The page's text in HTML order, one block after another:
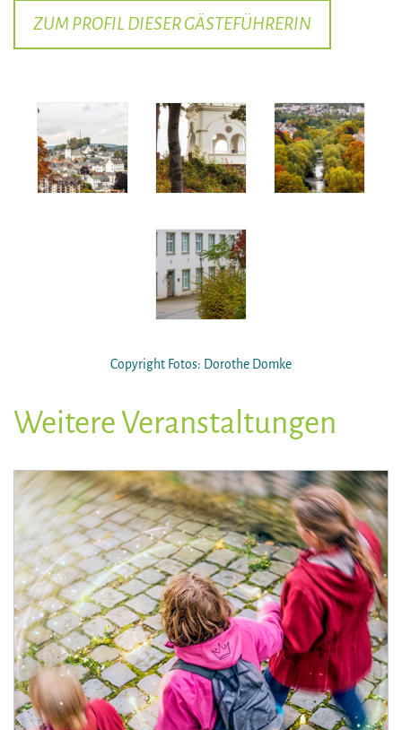
ZUM PROFIL DIESER GÄSTEFÜHRERIN
Copyright Fotos: Dorothe Domke
Weitere Veranstaltungen